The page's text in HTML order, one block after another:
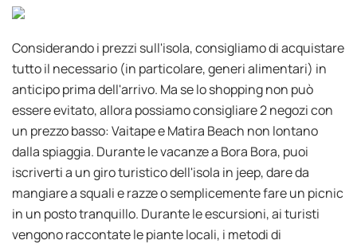
Considerando i prezzi sull'isola, consigliamo di acquistare
tutto il necessario (in particolare, generi alimentari) in
anticipo prima dell'arrivo. Ma se lo shopping non può
essere evitato, allora possiamo consigliare 2 negozi con
un prezzo basso: Vaitape e Matira Beach non lontano
dalla spiaggia. Durante le vacanze a Bora Bora, puoi
iscriverti a un giro turistico dell'isola in jeep, dare da
mangiare a squali e razze o semplicemente fare un picnic
in un posto tranquillo. Durante le escursioni, ai turisti
vengono raccontate le piante locali, i metodi di